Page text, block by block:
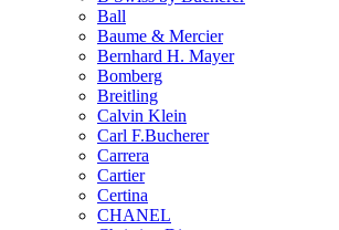
Ball
Baume & Mercier
Bernhard H. Mayer
Bomberg
Breitling
Calvin Klein
Carl F.Bucherer
Carrera
Cartier
Certina
CHANEL